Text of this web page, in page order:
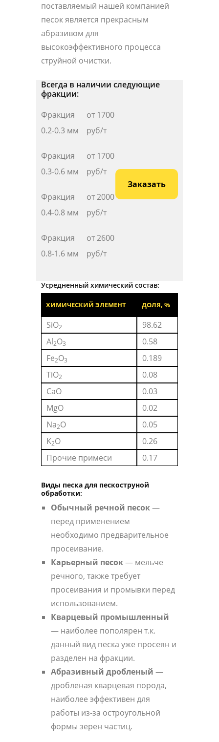
поставляемый нашей компанией
песок является прекрасным
абразивом для
высокоэффективного процесса
струйной очистки.
Всегда в наличии следующие
фракции:
Фракция
0.2-0.3 мм
от 1700
руб/т
Заказать
Фракция
0.3-0.6 мм
от 1700
руб/т
Фракция
0.4-0.8 мм
от2000
руб/т
Фракция
0.8-1.6 мм
от2600
руб/т
Усредненный химический состав:
ХИМИЧЕСКИЙ ЭЛЕМЕНТ ДОЛЯ, %
SiO2
98.62
Al2O3
0.58
Fe2O3
0.189
TiO2
0.08
CaO
0.03
MgO
0.02
Na2O
0.05
K2O
0.26
Прочие примеси
0.17
Виды песка для пескоструной
обработки:
Обычный речной песок—
перед применением
необходимо предварительное
просеивание.
Карьерный песок— мельче
речного, также требует
просеивания и промывки перед
использованием.
Кварцевый промышленный
— наиболее пополярен т.к.
данный вид песка уже просеян и
разделен на фракции.
Абразивный дробленый —
дробленая кварцевая порода,
наиболее эффективен для
работы из-за остроугольной
формы зерен частиц.